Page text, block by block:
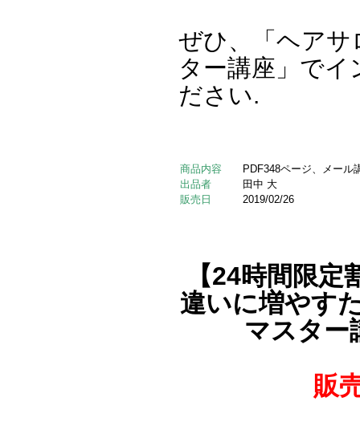
ぜひ、「ヘアサ
ター講座」で
ださい.
商品内容
PDF348ページ、メール
出品者
田中 大
販売日
2019/02/26
【24時間限
違いに増やす
マスター
販